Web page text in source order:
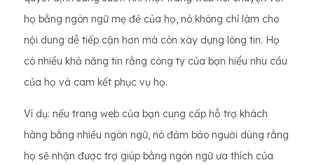
họ bằng ngôn ngữ mẹ đẻ của họ, nó không chỉ làm cho
nội dung dễ tiếp cận hơn mà còn xây dựng lòng tin. Họ
có nhiều khả năng tin rằng công ty của bạn hiểu nhu cầu
của họ và cam kết phục vụ họ.
Ví dụ: nếu trang web của bạn cung cấp hỗ trợ khách
hàng bằng nhiều ngôn ngữ, nó đảm bảo người dùng rằng
họ sẽ nhận được trợ giúp bằng ngôn ngữ ưa thích của